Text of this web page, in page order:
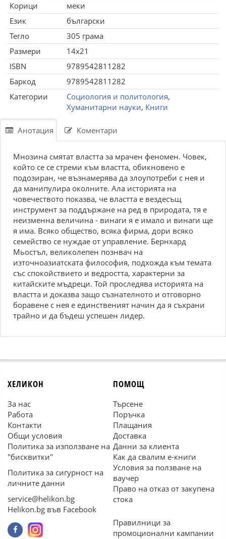
Корици
меки
Език
български
Тегло
305 грама
Размери
14x21
ISBN
9789542811282
Баркод
9789542811282
Категории
Социология и политология,
Хуманитарни науки, Книги
Анотация Коментари
Мнозина смятат властта за мрачен феномен. Човек,
който се се стреми към властта, обикновено е
подозиран, че възнамерява да злоупотреби с нея и
да манипулира околните. Ала историята на
човечеството показва, че властта е вездесъщ
инструмент за поддържане на ред в природата, тя е
неизменна величина - винаги я е имало и винаги ще
я има. Всяко общество, всяка фирма, дори всяко
семейство се нуждае от управление. Бернхард
Мьостъл, великолепен познвач на
източноазиатската философия, подхожда към темата
със спокойствието и ведростта, характерни за
китайските мъдреци. Той проследява историята на
властта и доказва защо съзнателното и отговорно
боравене с нея е единственият начин да я съхрани
трайно и да бъдеш успешен лидер.
ХЕЛИКОН
За нас
Работа
Контакти
Общи условия
Политика за използване на
"бисквитки"
Политика за сигурност на
личните данни
service@helikon.bg
Helikon.bg във Facebook
ПОМОЩ
Търсене
Поръчка
Плащания
Доставка
Данни за клиента
Как да свалим е-книги
Условия за ползване на
ваучер
Право на отказ от закупена
стока
Правилници за
промоционални кампании